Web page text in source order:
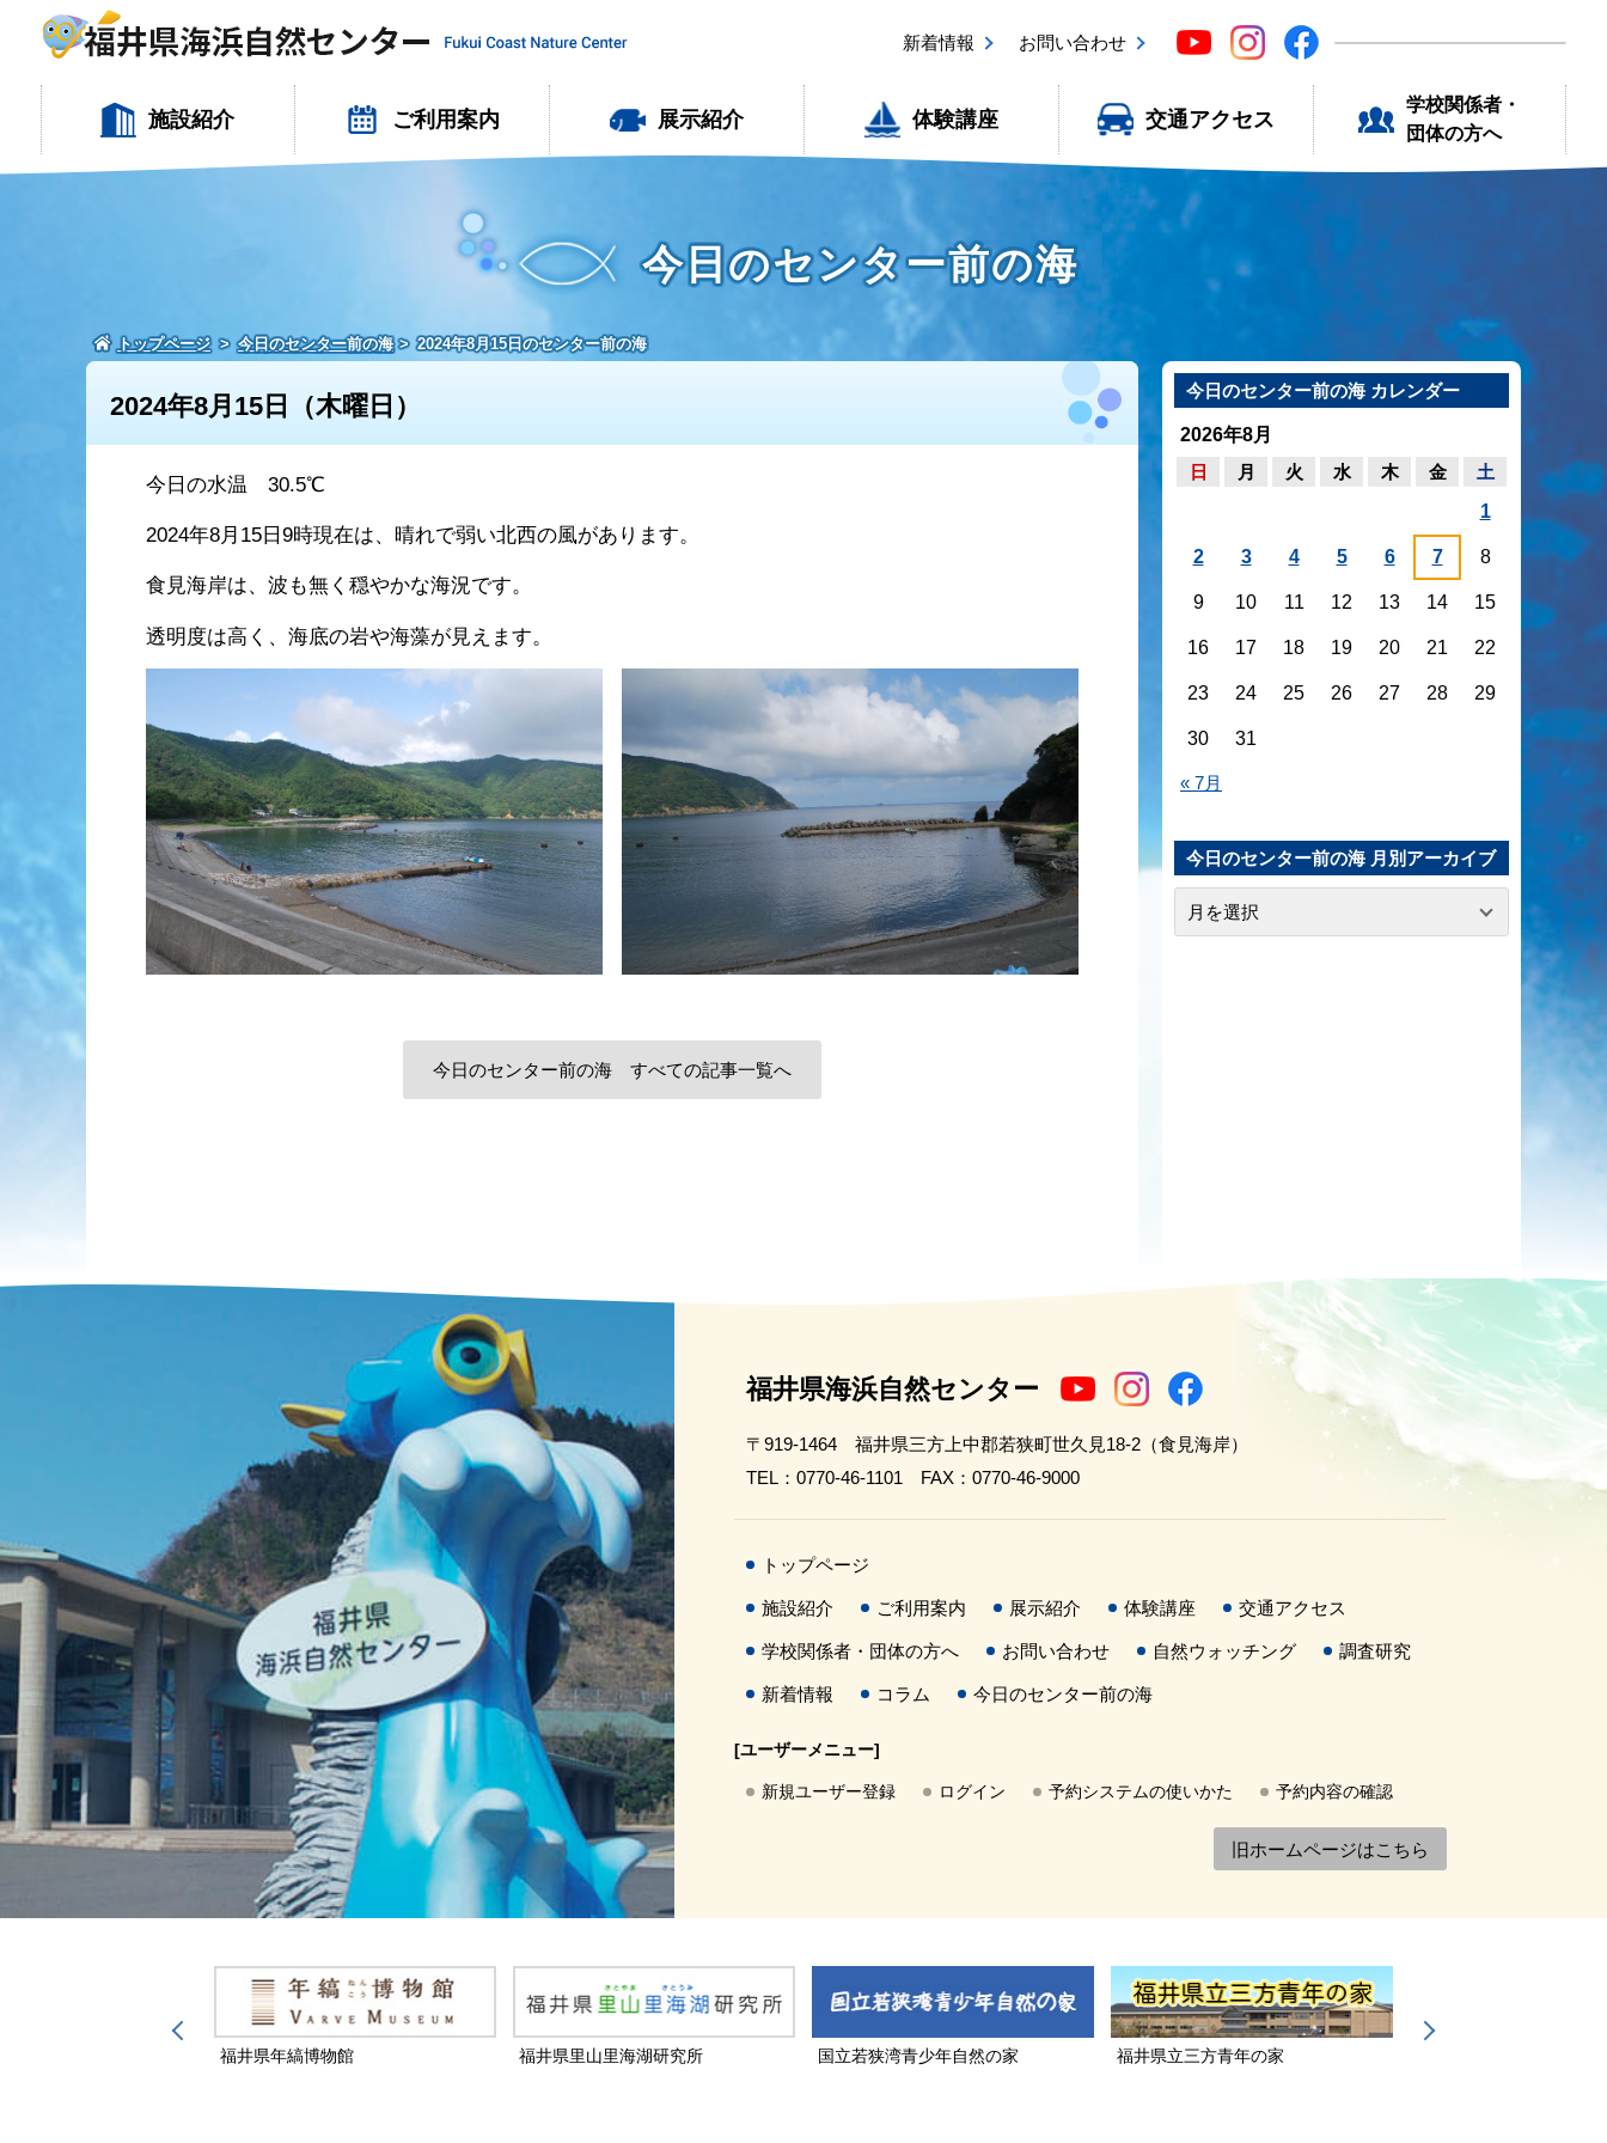
新着情報 お問い合わせ
施設紹介 ご利用案内 展示紹介 体験講座 交通アクセス
学校関係者・
団体の方へ
今日のセンター前の海
トップページ 今日のセンター前の海 2024年8月15日のセンター前の海
2024年8月15日（木曜日）
今日の水温 30.5℃
2024年8月15日9時現在は、晴れで弱い北西の風があります。
食見海岸は、波も無く穏やかな海況です。
透明度は高く、海底の岩や海藻が見えます。
今日のセンター前の海 すべての記事一覧へ
今日のセンター前の海 カレンダー
2026年8月
日
月 火 水 木 金 土
« 7月
1
2 3 4 5 6 7 8
9 10 11 12 13 14 15
16 17 18 19 20 21 22
23 24 25 26 27 28 29
30 31
今日のセンター前の海 月別アーカイブ
福井県海浜自然センター
〒919-1464 福井県三方上中郡若狭町世久見18-2（食見海岸）
TEL：0770-46-1101 FAX：0770-46-9000
トップページ
施設紹介 ご利用案内 展示紹介 体験講座 交通アクセス
学校関係者・団体の方へ お問い合わせ 自然ウォッチング 調査研究
新着情報 コラム 今日のセンター前の海
[ユーザーメニュー]
新規ユーザー登録 ログイン 予約システムの使いかた 予約内容の確認
旧ホームページはこちら
福井県年縞博物館 福井県里山里海湖研究所 国立若狭湾青少年自然の家 福井県立三方青年の家